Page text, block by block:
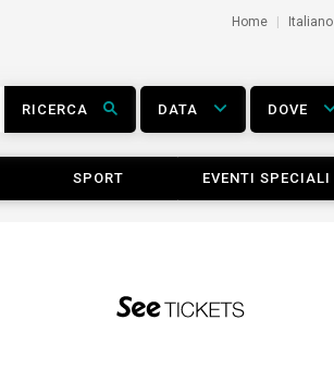
Home Italiano
RICERCA DATA DOVE
SPORT EVENTI SPECIALI